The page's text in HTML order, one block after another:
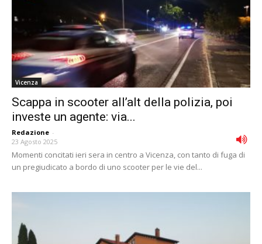
Vicenza
Scappa in scooter all’alt della polizia, poi
investe un agente: via...
Redazione -
23 Agosto 2025
Momenti concitati ieri sera in centro a Vicenza, con tanto di fuga di
un pregiudicato a bordo di uno scooter per le vie del...